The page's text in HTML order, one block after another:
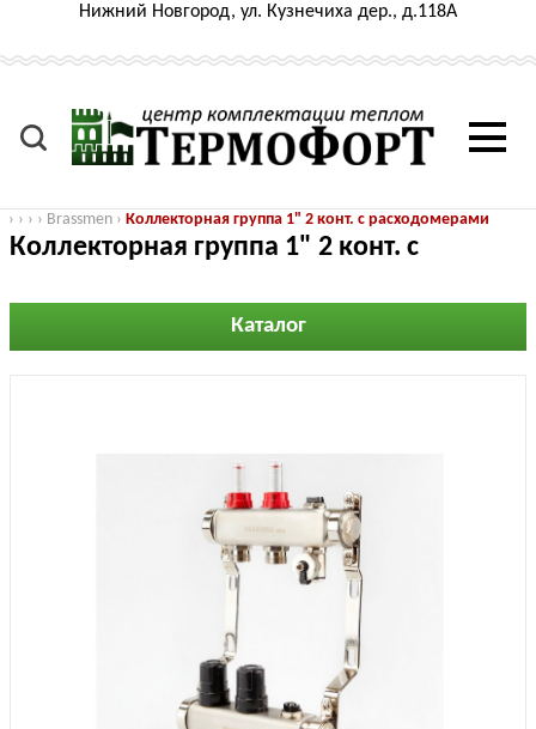
Нижний Новгород, ул. Кузнечиха дер., д.118А
› › › › Brassmen › Коллекторная группа 1" 2 конт. с расходомерами
Коллекторная группа 1" 2 конт. с
Каталог